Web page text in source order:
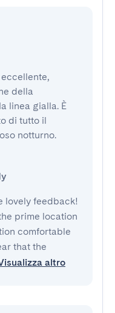
della
linea gialla. È
di tutto il
notturno.
lovely feedback!
prime location
comfortable
that the
altro